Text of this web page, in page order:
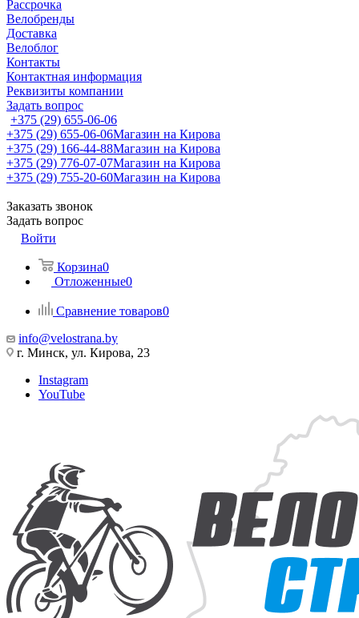
Рассрочка
Велобренды
Доставка
Велоблог
Контакты
Контактная информация
Реквизиты компании
Задать вопрос
+375 (29) 655-06-06
+375 (29) 655-06-06Магазин на Кирова
+375 (29) 166-44-88Магазин на Кирова
+375 (29) 776-07-07Магазин на Кирова
+375 (29) 755-20-60Магазин на Кирова
Заказать звонок
Задать вопрос
Войти
Корзина0
Отложенные0
Сравнение товаров0
info@velostrana.by
г. Минск, ул. Кирова, 23
Instagram
YouTube